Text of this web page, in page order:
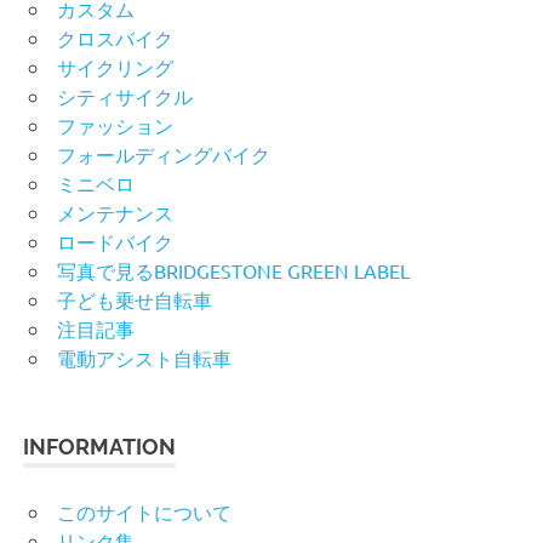
カスタム
クロスバイク
サイクリング
シティサイクル
ファッション
フォールディングバイク
ミニベロ
メンテナンス
ロードバイク
写真で見るBRIDGESTONE GREEN LABEL
子ども乗せ自転車
注目記事
電動アシスト自転車
INFORMATION
このサイトについて